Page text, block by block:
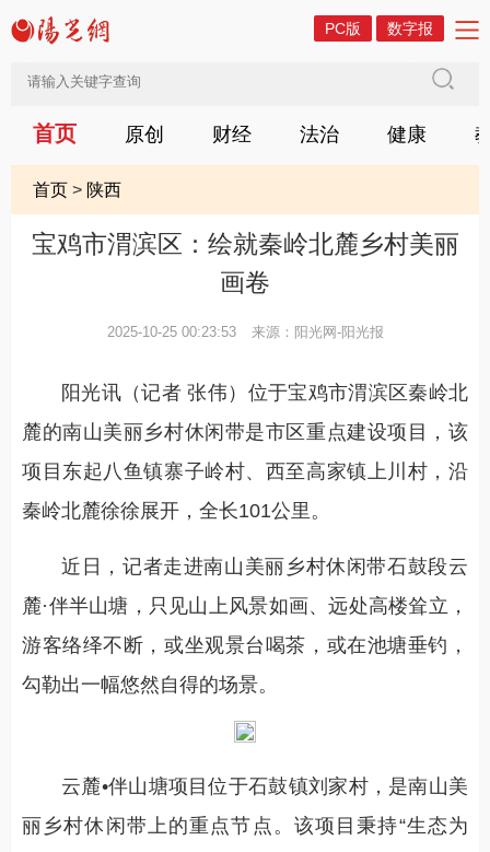
PC版 数字报
首页 原创 财经 法治 健康
首页 > 陕西
宝鸡市渭滨区：绘就秦岭北麓乡村美丽
画卷
2025-10-25 00:23:53 来源：阳光网-阳光报
阳光讯（记者 张伟）位于宝鸡市渭滨区秦岭北
麓的南山美丽乡村休闲带是市区重点建设项目，该
项目东起八鱼镇寨子岭村、西至高家镇上川村，沿
秦岭北麓徐徐展开，全长101公里。
近日，记者走进南山美丽乡村休闲带石鼓段云
麓·伴半山塘，只见山上风景如画、远处高楼耸立，
游客络绎不断，或坐观景台喝茶，或在池塘垂钓，
勾勒出一幅悠然自得的场景。
云麓•伴山塘项目位于石鼓镇刘家村，是南山美
丽乡村休闲带上的重点节点。该项目秉持“生态为